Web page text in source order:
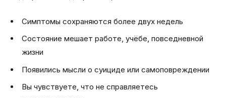
Симптомы сохраняются более двух недель
Состояние мешает работе, учёбе, повседневной
жизни
Появились мысли о суициде или самоповреждении
Вы чувствуете, что не справляетесь